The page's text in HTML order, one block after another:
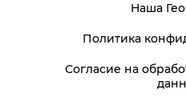
Наша
Политика
Согласие на